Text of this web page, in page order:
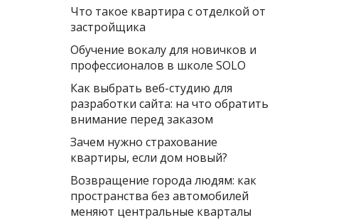
Что такое квартира с отделкой от
застройщика
Обучение вокалу для новичков и
профессионалов в школе SOLO
Как выбрать веб-студию для
разработки сайта: на что обратить
внимание перед заказом
Зачем нужно страхование
квартиры, если дом новый?
Возвращение города людям: как
пространства без автомобилей
меняют центральные кварталы